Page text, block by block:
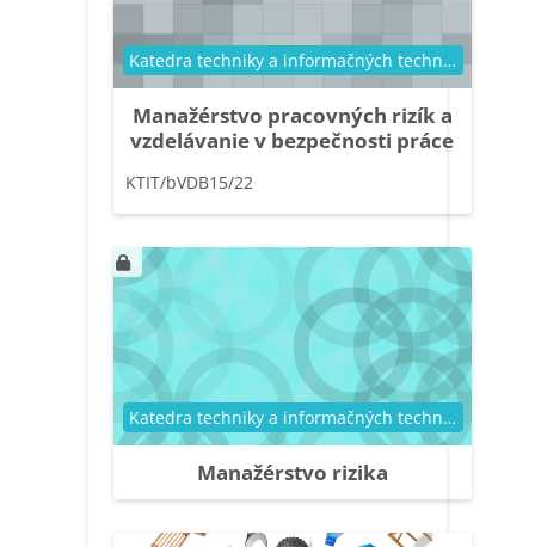
Manažérstvo pracovných rizík a
vzdelávanie v bezpečnosti práce
Kategória kurzu Katedra techniky a informačných technológií
KTIT/bVDB15/22
Manažérstvo rizika
Kategória kurzu Katedra techniky a informačných technológií